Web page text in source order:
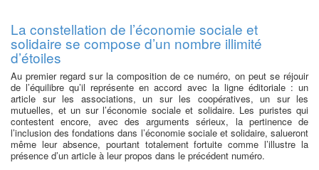
La constellation de l’économie sociale et
solidaire se compose d’un nombre illimité
d’étoiles
Au premier regard sur la composition de ce numéro, on peut se réjouir
de l’équilibre qu’il représente en accord avec la ligne éditoriale : un
article sur les associations, un sur les coopératives, un sur les
mutuelles, et un sur l’économie sociale et solidaire. Les puristes qui
contestent encore, avec des arguments sérieux, la pertinence de
l’inclusion des fondations dans l’économie sociale et solidaire, salueront
même leur absence, pourtant totalement fortuite comme l’illustre la
présence d’un article à leur propos dans le précédent numéro.